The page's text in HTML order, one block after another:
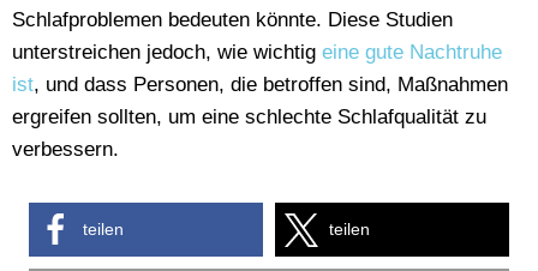
Schlafproblemen bedeuten könnte. Diese Studien
unterstreichen jedoch, wie wichtig eine gute Nachtruhe
ist, und dass Personen, die betroffen sind, Maßnahmen
ergreifen sollten, um eine schlechte Schlafqualität zu
verbessern.
teilen teilen